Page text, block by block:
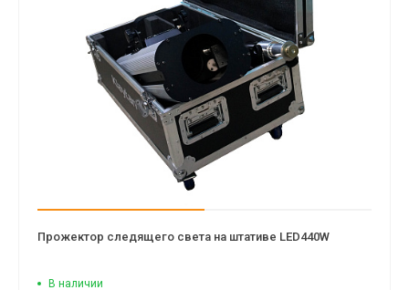
Прожектор следящего света на штативе LED440W
В наличии